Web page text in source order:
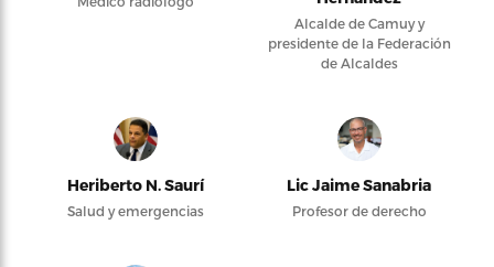
Alcalde de Camuy y
presidente de la Federación
de Alcaldes
Heriberto N. Saurí
Salud y emergencias
Lic Jaime Sanabria
Profesor de derecho